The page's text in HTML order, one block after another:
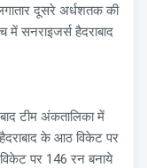
दूसरे अर्धशतक की
सनराइजर्स हैदराबाद
टीम अंकतालिका में
के आठ विकेट पर
पर 146 रन बनाये